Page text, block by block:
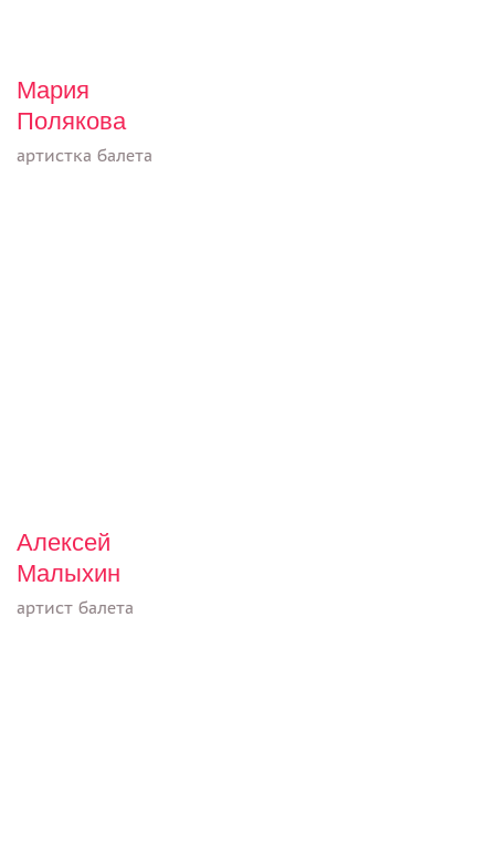
Мария
Полякова
артистка балета
Алексей
Малыхин
артист балета